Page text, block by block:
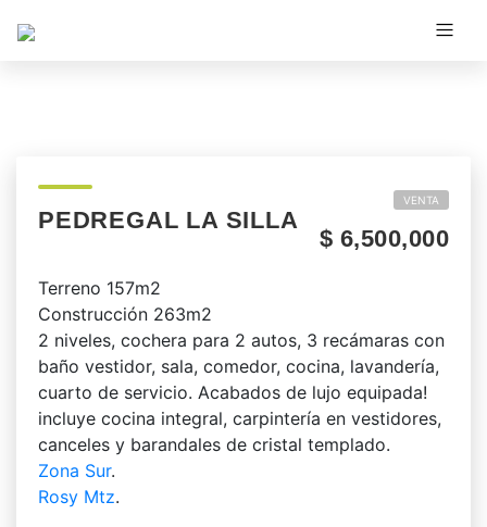
PEDREGAL LA SILLA
VENTA
$ 6,500,000
Terreno 157m2
Construcción 263m2
2 niveles, cochera para 2 autos, 3 recámaras con
baño vestidor, sala, comedor, cocina, lavandería,
cuarto de servicio. Acabados de lujo equipada!
incluye cocina integral, carpintería en vestidores,
canceles y barandales de cristal templado.
Zona Sur.
Rosy Mtz.